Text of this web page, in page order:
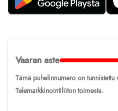
Vaaran aste
Tämä puhelinnumero on tunnistettu
Telemarkkinointiliiton toimesta.